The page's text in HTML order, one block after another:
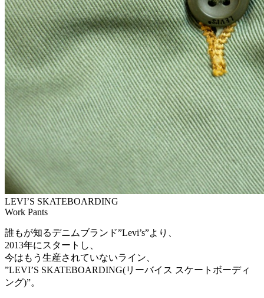
LEVI’S SKATEBOARDING
Work Pants
誰もが知るデニムブランド”Levi’s”より、
2013年にスタートし、
今はもう生産されていないライン、
”LEVI’S SKATEBOARDING(リーバイス スケートボーディ
ング)”。